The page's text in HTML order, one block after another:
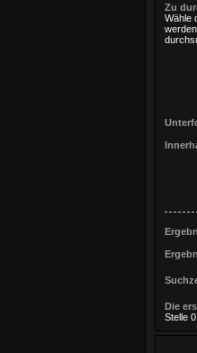
Zu
Wähle
Die
Stelle